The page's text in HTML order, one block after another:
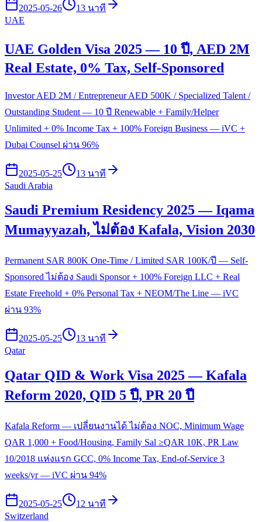
2025-05-26
13 นาที
UAE
UAE Golden Visa 2025 — 10 ปี, AED 2M
Real Estate, 0% Tax, Self-Sponsored
Investor AED 2M / Entrepreneur AED 500K / Specialized Talent /
Outstanding Student — 10 ปี Renewable + Family/Helper
Unlimited + 0% Income Tax + 100% Foreign Business — iVC +
Dubai Counsel ผ่าน 96%
2025-05-25
13 นาที
Saudi Arabia
Saudi Premium Residency 2025 — Iqama
Mumayyazah, ไม่ต้อง Kafala, Vision 2030
Permanent SAR 800K One-Time / Limited SAR 100K/ปี — Self-
Sponsored ไม่ต้อง Saudi Sponsor + 100% Foreign LLC + Real
Estate Freehold + 0% Personal Tax + NEOM/The Line — iVC
ผ่าน 93%
2025-05-25
13 นาที
Qatar
Qatar QID & Work Visa 2025 — Kafala
Reform 2020, QID 5 ปี, PR 20 ปี
Kafala Reform — เปลี่ยนงานได้ ไม่ต้อง NOC, Minimum Wage
QAR 1,000 + Food/Housing, Family Sal ≥QAR 10K, PR Law
10/2018 แห่งแรก GCC, 0% Income Tax, End-of-Service 3
weeks/yr — iVC ผ่าน 94%
2025-05-25
12 นาที
Switzerland